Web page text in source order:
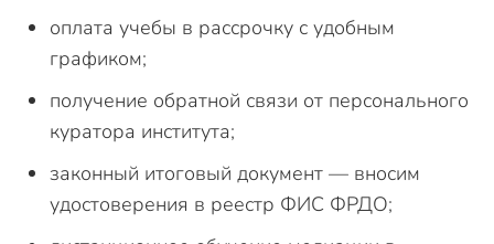
оплата учебы в рассрочку с удобным
графиком;
получение обратной связи от персонального
куратора института;
законный итоговый документ — вносим
удостоверения в реестр ФИС ФРДО;